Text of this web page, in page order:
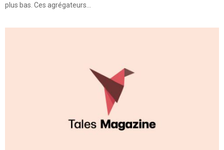
plus bas. Ces agrégateurs...